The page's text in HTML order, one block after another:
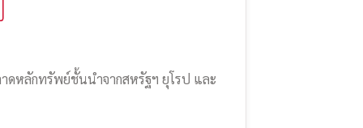
ดหลักทรัพย์ชั้นนำจากสหรัฐฯ ยุโรป และ